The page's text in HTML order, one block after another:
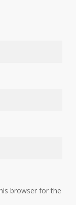
browser for the